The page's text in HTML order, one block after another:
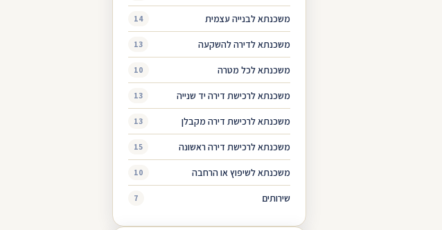
משכנתא לבנייה עצמית 14
משכנתא לדירה להשקעה 13
משכנתא לכל מטרה 10
משכנתא לרכישת דירה יד שנייה 13
משכנתא לרכישת דירה מקבלן 13
משכנתא לרכישת דירה ראשונה 15
משכנתא לשיפוץ או הרחבה 10
שירותים 7